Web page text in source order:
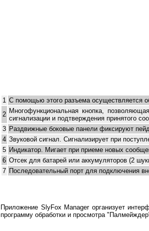
1 С помощью этого разъема осуществляется
2 Многофункциональная кнопка,
сигнализации и подтверждения принятого
3 Раздвижные боковые панели фиксируют
4 Звуковой сигнал. Сигнализирует при
5 Индикатор. Мигает при приеме новых
6 Отсек для батарей или аккумуляторов (2
7 Последовательный порт для подключения
Приложение SlyFox Manager организует
программу обработки и просмотра